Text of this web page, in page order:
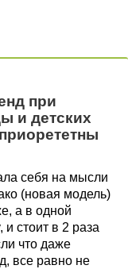
при
и детских
себя на мысли
(новая модель)
а в одной
стоит в 2 раза
что даже
все равно не